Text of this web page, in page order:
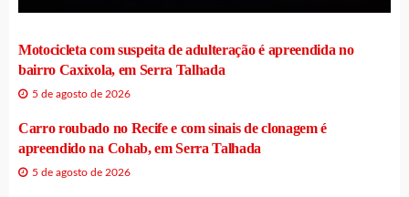
Motocicleta com suspeita de adulteração é apreendida no
bairro Caxixola, em Serra Talhada
5 de agosto de 2026
Carro roubado no Recife e com sinais de clonagem é
apreendido na Cohab, em Serra Talhada
5 de agosto de 2026